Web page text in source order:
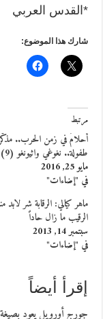
*القدس العربي
شارك هذا الموضوع:
مرتبط
أحلامٌ في زمن الحرب..
طفولة.. نغوغي واثيونغو (9)
مايو 25, 2016
في "إضاءات"
ماهر كيالي: الرقابة شر
الرقيب ما زال حاداً
سبتمبر 14, 2013
في "إضاءات"
إقرأ أيضاً
جورج أورويل يعود بصيغة